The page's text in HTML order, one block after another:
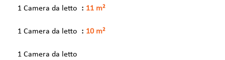
1 Camera da letto 11 m²
1 Camera da letto 10 m²
1 Camera da letto